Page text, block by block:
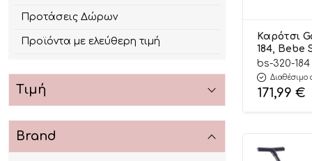
Προτάσεις Δώρων
Προϊόντα με ελεύθερη τιμή
Τιμή
Brand
Καρότσι
184, Bebe
bs-320-184
Διαθέσιμο
171,99 €